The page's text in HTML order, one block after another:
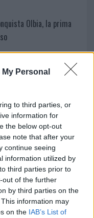
Personal
to third parties, or
information for
the below opt-out
note that after your
continue seeing
information utilized by
third parties prior to
out of the further
by third parties on the
information may
on the IAB’s List of
Olbia, la prima
all’alba: ferito il
alla zuppa
da non perdere
spiaggia libera,
il maestro che si
Smeralda